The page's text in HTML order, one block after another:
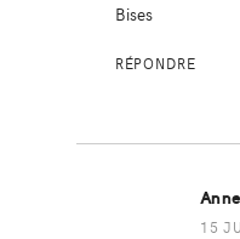
Bises
RÉPONDRE
15